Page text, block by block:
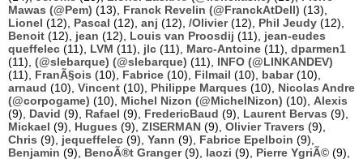
Mawas (@Pem) (13), Franck Revelin (@FranckAtDell) (13),
Lionel (12), Pascal (12), anj (12), /Olivier(12), Phil Jeudy (12),
Benoit (12), jean (12), Louis van Proosdij (11), jean-eudes
queffelec (11), LVM (11), jlc (11), Marc-Antoine (11), dparmen1
(11), (@slebarque) (@slebarque) (11), INFO (@LINKANDEV)
(11), FranÃ§ois (10), Fabrice (10), Filmail (10), babar(10),
arnaud (10), Vincent (10), Philippe Marques (10), Nicolas Andre
(@corpogame) (10), Michel Nizon (@MichelNizon) (10), Alexis
(9), David (9), Rafael (9), FredericBaud (9), Laurent Bervas (9),
Mickael (9), Hugues (9), ZISERMAN (9), Olivier Travers (9),
Chris (9), jequeffelec (9), Yann (9), Fabrice Epelboin (9),
Benjamin (9), BenoÃ®t Granger(9), laozi (9), Pierre YgriÃ© (9),